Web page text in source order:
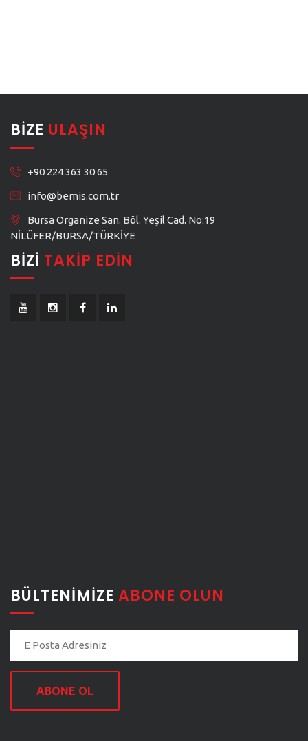
BIZE ULAŞIN
+90 224 363 30 65
info@bemis.com.tr
Bursa Organize San. Böl. Yeşil Cad. No:19
NİLÜFER/BURSA/TÜRKİYE
BIZI TAKIP EDIN
BÜLTENIMIZE ABONE OLUN
ABONE OL